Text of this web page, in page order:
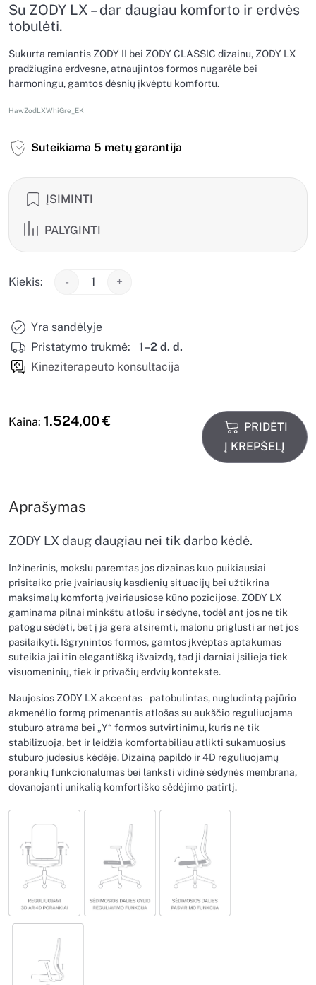
Su ZODY LX – dar daugiau komforto ir erdvės
tobulėti.
Sukurta remiantis ZODY II bei ZODY CLASSIC dizainu, ZODY LX
pradžiugina erdvesne, atnaujintos formos nugarėle bei
harmoningu, gamtos dėsnių įkvėptu komfortu.
HawZodLXWhiGre_EK
Suteikiama 5 metų garantija
ĮSIMINTI
PALYGINTI
Kiekis: - +
Yra sandėlyje
Pristatymo trukmė:
1–2 d. d.
Kineziterapeuto konsultacija
Kaina: 1.524,00€
PRIDĖTI
Į KREPŠELĮ
Aprašymas
ZODY LX daug daugiau nei tik darbo kėdė.
Inžinerinis, mokslu paremtas jos dizainas kuo puikiausiai
prisitaiko prie įvairiausių kasdienių situacijų bei užtikrina
maksimalų komfortą įvairiausiose kūno pozicijose. ZODY LX
gaminama pilnai minkštu atlošu ir sėdyne, todėl ant jos ne tik
patogu sėdėti, bet į ja gera atsiremti, malonu priglusti ar net jos
pasilaikyti. Išgrynintos formos, gamtos įkvėptas aptakumas
suteikia jai itin elegantišką išvaizdą, tad ji darniai įsilieja tiek
visuomeninių, tiek ir privačių erdvių kontekste.
Naujosios ZODY LX akcentas – patobulintas, nugludintą pajūrio
akmenėlio formą primenantis atlošas su aukščio reguliuojama
stuburo atrama bei „Y“ formos sutvirtinimu, kuris ne tik
stabilizuoja, bet ir leidžia komfortabiliau atlikti sukamuosius
stuburo judesius kėdėje. Dizainą papildo ir 4D reguliuojamų
porankių funkcionalumas bei lanksti vidinė sėdynės membrana,
dovanojanti unikalią komfortiško sėdėjimo patirtį.